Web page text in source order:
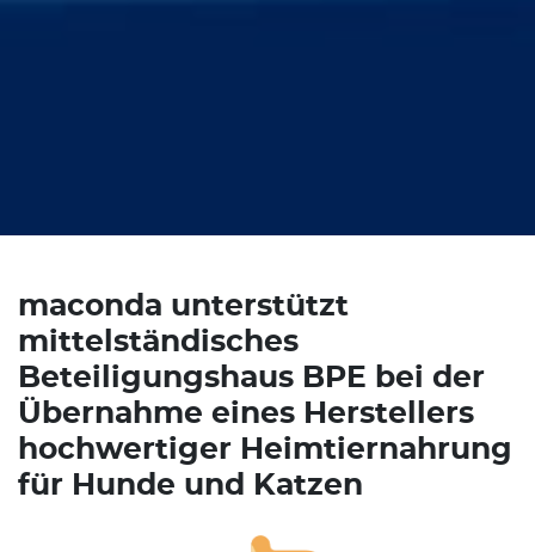
maconda unterstützt
mittelständisches
Beteiligungshaus BPE bei der
Übernahme eines Herstellers
hochwertiger Heimtiernahrung
für Hunde und Katzen